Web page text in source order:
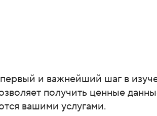
и важнейший шаг в
получить ценные
вашими услугами.